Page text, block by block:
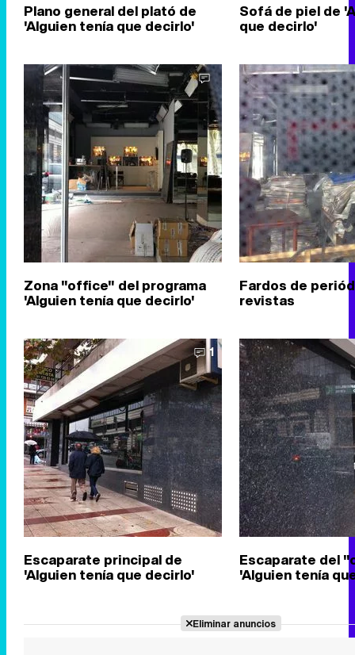
Plano general del plató de
'Alguien tenía que decirlo'
Sofá de piel de
que decirlo'
Zona "office" del programa
'Alguien tenía que decirlo'
Fardos de
revistas
1
Escaparate principal de
'Alguien tenía que decirlo'
Escaparate del
'Alguien tenía
Eliminar anuncios